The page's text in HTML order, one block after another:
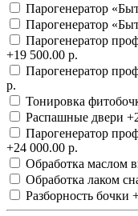
Парогенератор
Парогенератор
Парогенератор
+19 500.00 р.
Парогенератор
р.
Тонировка
Распашные двери
Парогенератор
+24 000.00 р.
Обработка маслом
Обработка лаком
Разборность бочки